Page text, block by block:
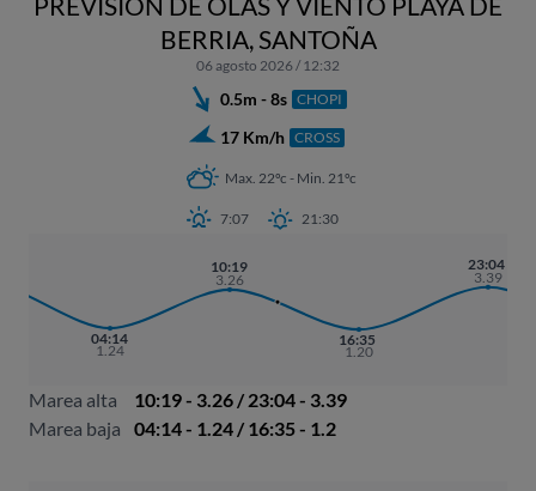
BERRIA, SANTOÑA
06 agosto 2026 / 12:32
0.5m - 8s CHOPI
17 Km/h CROSS
Max. 22ºc - Min. 21ºc
7:07 21:30
04:14
1.24
10:19
3.26
16:35
1.20
23:04
3.39
Marea alta
10:19 - 3.26 / 23:04 - 3.39
Marea baja
04:14 - 1.24 / 16:35 - 1.2